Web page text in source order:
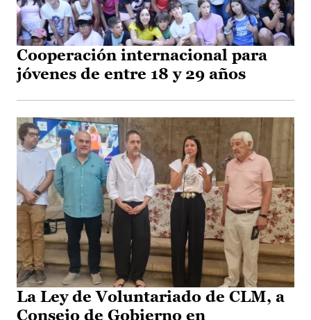
Cooperación internacional para
jóvenes de entre 18 y 29 años
La Ley de Voluntariado de CLM, a
Consejo de Gobierno en